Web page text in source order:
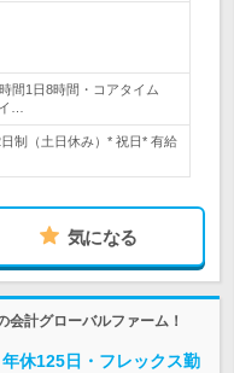
間1日8時間・コアタイム
…
制（土日休み）* 祝日* 有給
気になる
会計グローバルファーム！
休125日・フレックス勤